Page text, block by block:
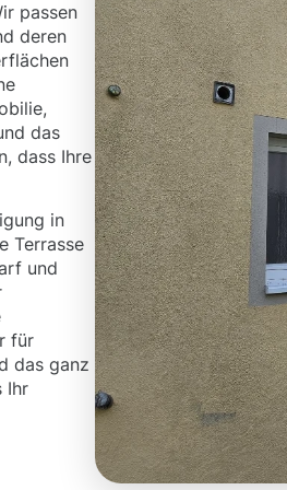
passen
deren
das
dass Ihre
in
Terrasse
und
für
das ganz
Ihr